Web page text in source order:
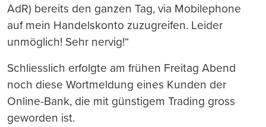
AdR) bereits den ganzen Tag, via Mobilephone
auf mein Handelskonto zuzugreifen. Leider
unmöglich! Sehr nervig!“
Schliesslich erfolgte am frühen Freitag Abend
noch diese Wortmeldung eines Kunden der
Online-Bank, die mit günstigem Trading gross
geworden ist.